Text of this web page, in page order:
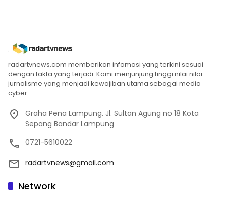
radartvnews.com memberikan infomasi yang terkini sesuai
dengan fakta yang terjadi. Kami menjunjung tinggi nilai nilai
jurnalisme yang menjadi kewajiban utama sebagai media
cyber.
Graha Pena Lampung. Jl. Sultan Agung no 18 Kota
Sepang Bandar Lampung
0721-5610022
radartvnews@gmail.com
Network